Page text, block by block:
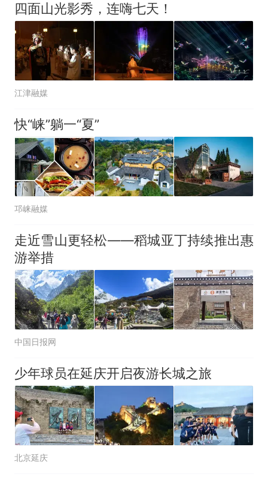
四面山光影秀，连嗨七天！
江津融媒
快“崃”躺一“夏”
邛崃融媒
走近雪山更轻松——稻城亚丁持续推出惠
游举措
中国日报网
少年球员在延庆开启夜游长城之旅
北京延庆